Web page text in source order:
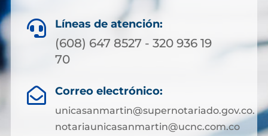
 Líneas de atención:
(608) 647 8527 - 320 936 19
70
 Correo electrónico:
unicasanmartin@supernotariado.gov.co.
notariaunicasanmartin@ucnc.com.co